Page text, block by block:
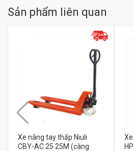
Sản phẩm liên quan
Xe nâng tay thấp Niuli
CBY-AC 25 25M (càng